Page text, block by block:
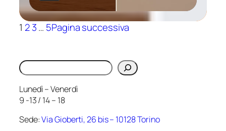
1 2 3… 5Pagina successiva
Cerca
Lunedì – Venerdì
9 -13 / 14 – 18
Sede:Via Gioberti, 26 bis – 10128 Torino